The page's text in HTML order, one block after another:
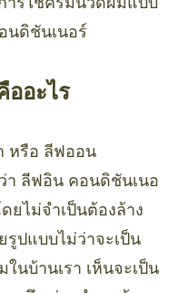
นดิชันเนอร์
อะไร
หรือ ลีฟออน
า ลีฟอิน คอนดิชันเนอ
ไม่จำเป็นต้องล้าง
ปแบบไม่ว่าจะเป็น
นบ้านเรา เห็นจะเป็น